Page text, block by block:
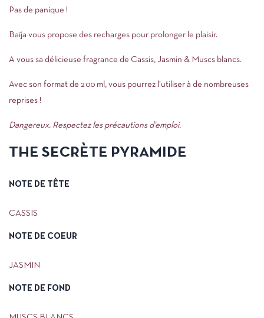
Pas de panique !
Baïja vous propose des recharges pour prolonger le plaisir.
A vous sa délicieuse fragrance de Cassis, Jasmin & Muscs blancs.
Avec son format de 200 ml, vous pourrez l’utiliser à de nombreuses
reprises !
Dangereux. Respectez les précautions d’emploi.
THE SECRÈTE PYRAMIDE
NOTE DE TÊTE
CASSIS
NOTE DE COEUR
JASMIN
NOTE DE FOND